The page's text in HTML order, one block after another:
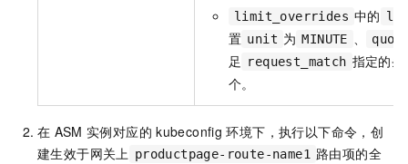
limit_overrides 中的
置 unit 为 MINUTE 、
足 request_match 指定的
个。
在 ASM 实例对应的 kubeconfig 环境下，执行以下命令，创
建生效于网关上 productpage-route-name1 路由项的全